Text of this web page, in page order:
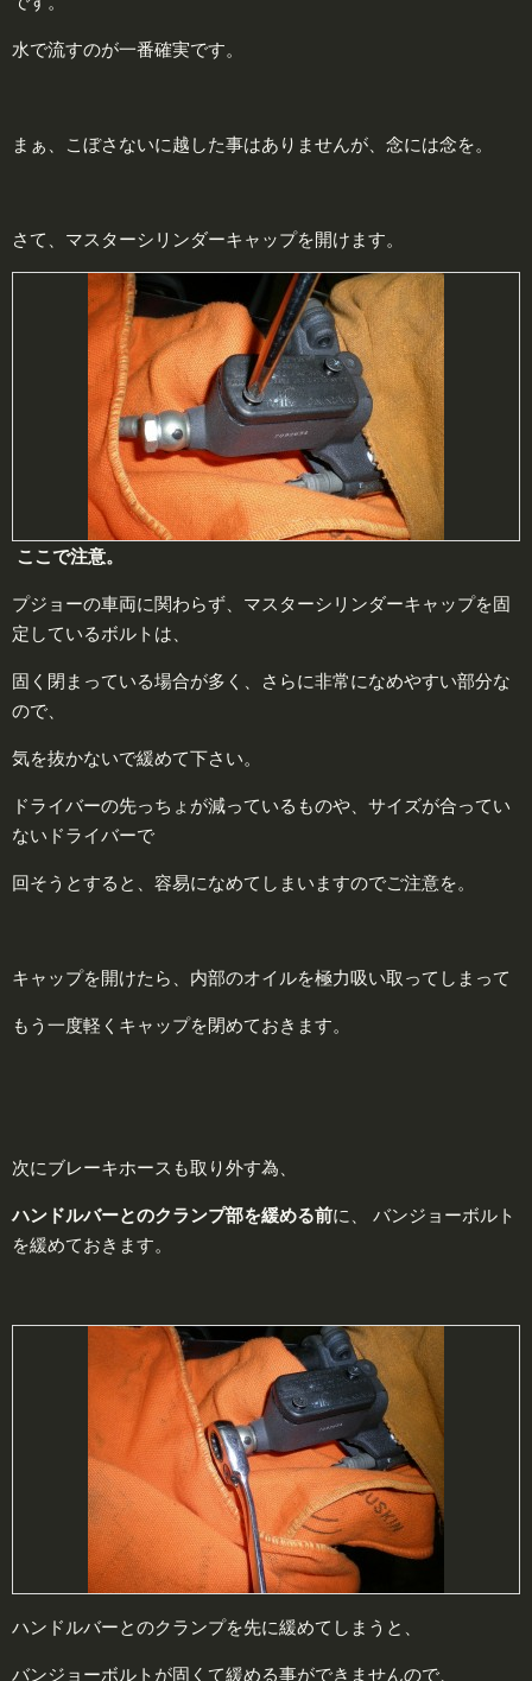
水で流すのが一番確実です。
まぁ、こぼさないに越した事はありませんが、念には念を。
さて、マスターシリンダーキャップを開けます。
ここで注意。
プジョーの車両に関わらず、マスターシリンダーキャップを固
定しているボルトは、
固く閉まっている場合が多く、さらに非常になめやすい部分な
ので、
気を抜かないで緩めて下さい。
ドライバーの先っちょが減っているものや、サイズが合ってい
ないドライバーで
回そうとすると、容易になめてしまいますのでご注意を。
キャップを開けたら、内部のオイルを極力吸い取ってしまって
もう一度軽くキャップを閉めておきます。
次にブレーキホースも取り外す為、
ハンドルバーとのクランプ部を緩める前に、 バンジョーボルト
を緩めておきます。
ハンドルバーとのクランプを先に緩めてしまうと、
バンジョーボルトが固くて緩める事ができませんので、